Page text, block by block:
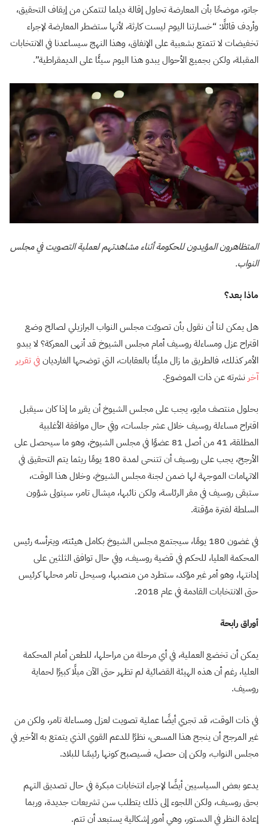
جاتو، موضحًا بأن المعارضة تحاول إقالة ديلما لتتمكن من إيقاف التحقيق،
وأردف قائلًا: “خسارتنا اليوم ليست كارثة، لأنها ستضطر المعارضة لإجراء
تخفيضات لا تتمتع بشعبية على الإنفاق، وهذا النهج سيساعدنا في الانتخابات
المقبلة، ولكن بجميع الأحوال يبدو هذا اليوم سيئًا على الديمقراطية”.
المتظاهرون المؤيدون للحكومة أثناء مشاهدتهم لعملية التصويت في مجلس
النواب.
ماذا بعد؟
هل يمكن لنا أن نقول بأن تصويّت مجلس النواب البرازيلي لصالح وضع
اقتراح عزل ومساءلة روسيف أمام مجلس الشيوخ قد أنهى المعركة؟ لا يبدو
الأمر كذلك، فالطريق ما زال مليئًا بالعقابات، التي توضحها الغارديانفي تقرير
آخر نشرته عن ذات الموضوع.
بحلول منتصف مايو، يجب على مجلس الشيوخ أن يقرر ما إذا كان سيقبل
اقتراح مساءلة روسيف خلال عشر جلسات، وفي حال موافقة الأغلبية
المطلقة، 41 من أصل 81 عضوًا في مجلس الشيوخ، وهو ما سيحصل على
الأرجح، يجب على روسيف أن تتنحى لمدة 180 يومًا ريثما يتم التحقيق في
الاتهامات الموجهة لها ضمن لجنة مجلس الشيوخ، وخلال هذا الوقت،
ستبقى روسيف في مقر الرئاسة، ولكن نائبها، ميشال تامر، سيتولى شؤون
السلطة لفترة مؤقتة.
في غضون 180 يومًا، سيجتمع مجلس الشيوخ بكامل هيئته، ويترأسه رئيس
المحكمة العليا، للحكم في قضية روسيف، وفي حال توافق الثلثين على
إدانتها، وهو أمر غير مؤكد، ستطرد من منصبها، وسيحل تامر محلها كرئيس
حتى الانتخابات القادمة في عام 2018.
أوراق رابحة
يمكن أن تخضع العملية، في أي مرحلة من مراحلها، للطعن أمام المحكمة
العليا، رغم أن هذه الهيئة القضائية لم تظهر حتى الآن ميلًا كبيرًا لحماية
روسيف.
في ذات الوقت، قد تجري أيضًا عملية تصويت لعزل ومساءلة تامر، ولكن من
غير المرجح أن ينجح هذا المسعى، نظرًا للدعم القوي الذي يتمتع به الأخير في
مجلس النواب، ولكن إن حصل، فسيصبح كونها رئيسًا للبلاد.
يدعو بعض السياسيين أيضًا لإجراء انتخابات مبكرة في حال تصديق التهم
بحق روسيف، ولكن اللجوء إلى ذلك يتطلب سن تشريعات جديدة، وربما
إعادة النظر في الدستور، وهي أمور إشكالية يستبعد أن تتم.